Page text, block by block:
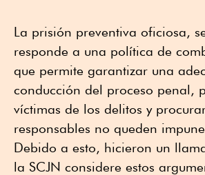
La prisión preventiva oficiosa,
responde a una política de
que permite garantizar una
conducción del proceso penal,
víctimas de los delitos y
responsables no queden
Debido a esto, hicieron un
la SCJN considere estos